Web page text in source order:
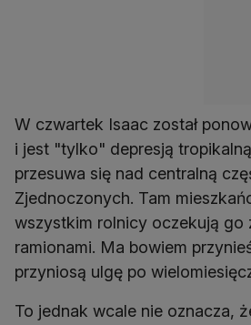
W czwartek Isaac został
i jest "tylko" depresją tropikalną.
przesuwa się nad centralną
Zjednoczonych. Tam
wszystkim rolnicy oczekują go
ramionami. Ma bowiem
przyniosą ulgę po
To jednak wcale nie oznacza,